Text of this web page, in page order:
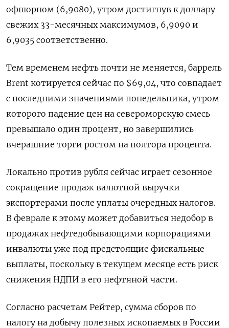
офшорном (6,9080), утром достигнув к доллару
⁠свежих 33-месячных максимумов, 6,9090 и
6,9035 соответственно.
Тем временем нефть ‍почти не меняется, баррель
Brent котируется сейчас по $69,04, что совпадает
с последними значениями понедельника, утром
которого падение цен на североморскую смесь
‌превышало один процент, но завершились
вчерашние торги ростом на полтора процента.
Локально против рубля сейчас играет сезонное
сокращение продаж валютной выручки
экспортерами после уплаты очередных налогов.
В феврале к этому может добавиться недобор в
продажах нефтедобывающими корпорациями
инвалюты уже под предстоящие фискальные
выплаты, поскольку в текущем месяце есть риск
снижения НДПИ в его нефтяной части.
Согласно расчетам Рейтер, сумма сборов по
налогу на добычу полезных ископаемых в России